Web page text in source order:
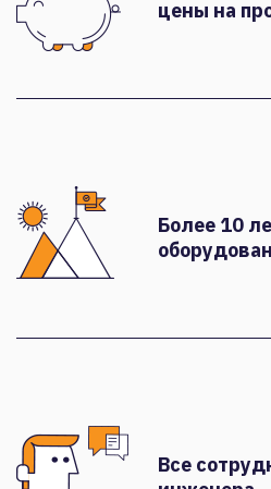
цены на
Более 10
Все